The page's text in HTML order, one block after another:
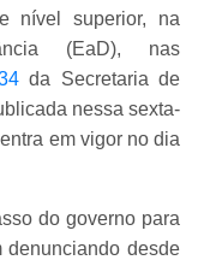
nível superior, na
(EaD), nas
da Secretaria de
nessa sexta-
em vigor no dia
do governo para
denunciando desde